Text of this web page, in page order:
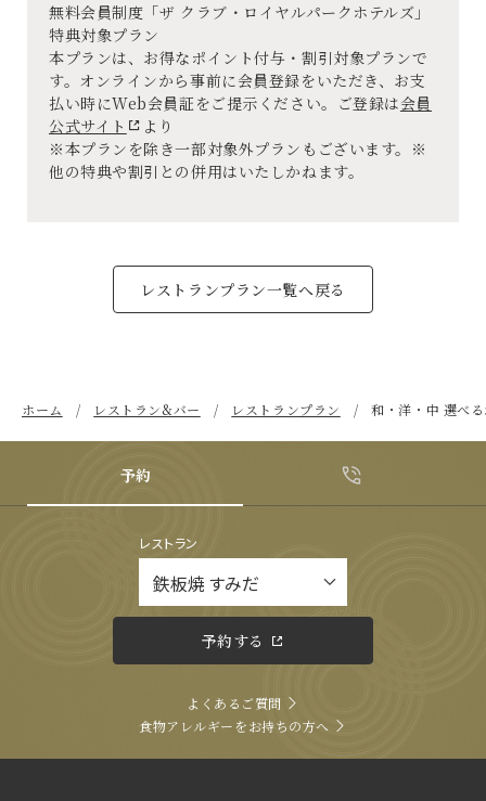
無料会員制度「ザ クラブ・ロイヤルパークホテルズ」
特典対象プラン
本プランは、お得なポイント付与・割引対象プランで
す。オンラインから事前に会員登録をいただき、お支
払い時にWeb会員証をご提示ください。ご登録は会員
公式サイト
より
※本プランを除き一部対象外プランもございます。※
他の特典や割引との併用はいたしかねます。
レストランプラン一覧へ戻る
ホーム レストラン&バー レストランプラン 和・洋・中 選べ
予約
レストラン
予約する
よくあるご質問
食物アレルギーをお持ちの方へ